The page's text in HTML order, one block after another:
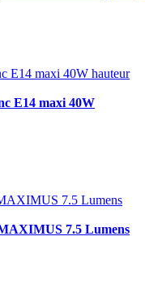
E14 maxi 40W
7.5 Lumens